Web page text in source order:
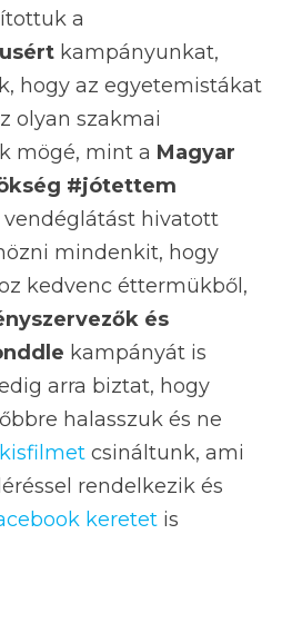
a
kampányunkat,
hogy az egyetemistákat
olyan szakmai
mögé, mint a Magyar
#jótettem
vendéglátást hivatott
mindenkit, hogy
kedvenc éttermükből,
és
kampányát is
arra biztat, hogy
halasszuk és ne
kisfilmet csináltunk, ami
rendelkezik és
keretet is